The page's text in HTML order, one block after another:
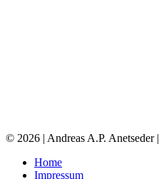
© 2026 | Andreas A.P. Anetseder |
Home
Impressum